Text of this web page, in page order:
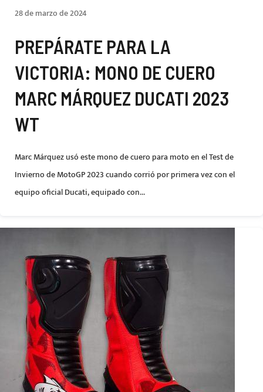
28 de marzo de 2024
PREPÁRATE PARA LA
VICTORIA: MONO DE CUERO
MARC MÁRQUEZ DUCATI 2023
WT
Marc Márquez usó este mono de cuero para moto en el Test de
Invierno de MotoGP 2023 cuando corrió por primera vez con el
equipo oficial Ducati, equipado con...